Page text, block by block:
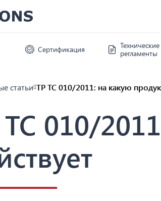
Сертификация
Технические
регламенты
статьи ТР ТС 010/2011: на какую
010/